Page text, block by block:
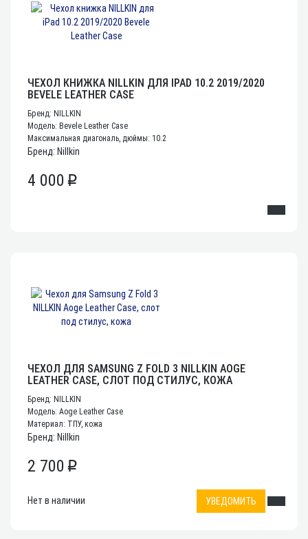
ЧЕХОЛ КНИЖКА NILLKIN ДЛЯ IPAD 10.2 2019/2020
BEVELE LEATHER CASE
Бренд: NILLKIN
Модель: Bevele Leather Case
Максимальная диагональ, дюймы: 10.2
Бренд: Nillkin
4 000 p
ЧЕХОЛ ДЛЯ SAMSUNG Z FOLD 3 NILLKIN AOGE
LEATHER CASE, СЛОТ ПОД СТИЛУС, КОЖА
Бренд: NILLKIN
Модель: Aoge Leather Case
Материал: ТПУ, кожа
Бренд: Nillkin
2 700 p
Нет в наличии УВЕДОМИТЬ